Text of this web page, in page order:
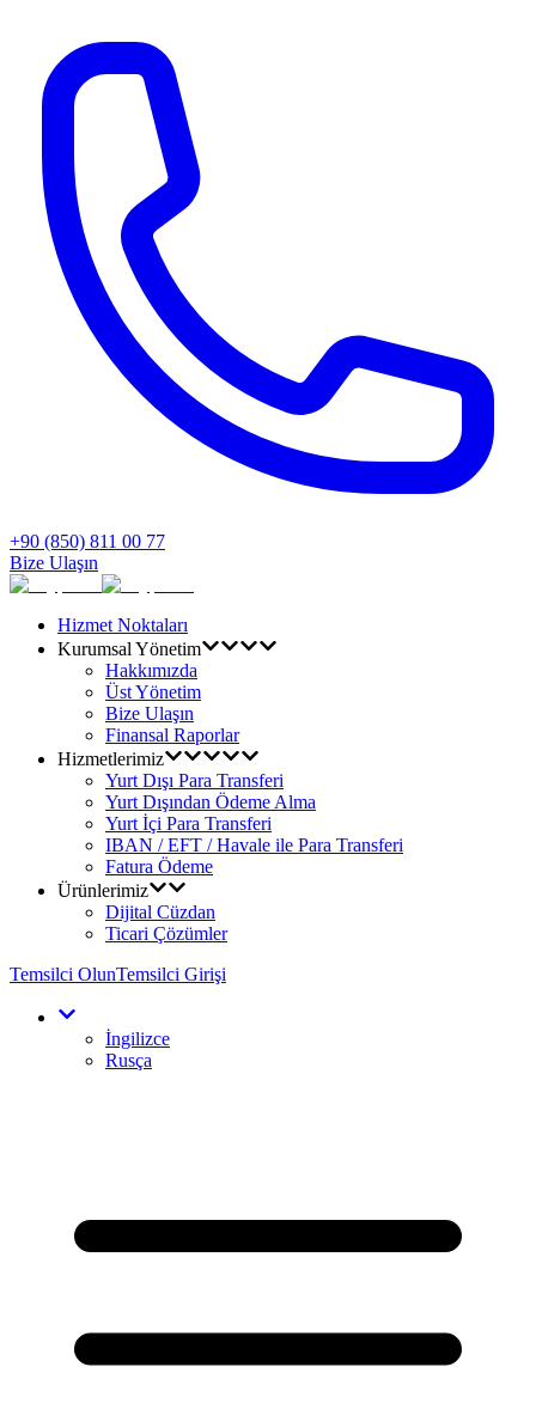
+90 (850) 811 00 77
Bize Ulaşın
Hizmet Noktaları
Kurumsal Yönetim
Hakkımızda
Üst Yönetim
Bize Ulaşın
Finansal Raporlar
Hizmetlerimiz
Yurt Dışı Para Transferi
Yurt Dışından Ödeme Alma
Yurt İçi Para Transferi
IBAN / EFT / Havale ile Para Transferi
Fatura Ödeme
Ürünlerimiz
Dijital Cüzdan
Ticari Çözümler
Temsilci OlunTemsilci Girişi
İngilizce
Rusça